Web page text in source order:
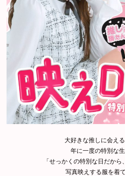
大好きな推しに会える
年に一度の特別な
「せっかくの特別な日だから
写真映えする服を着